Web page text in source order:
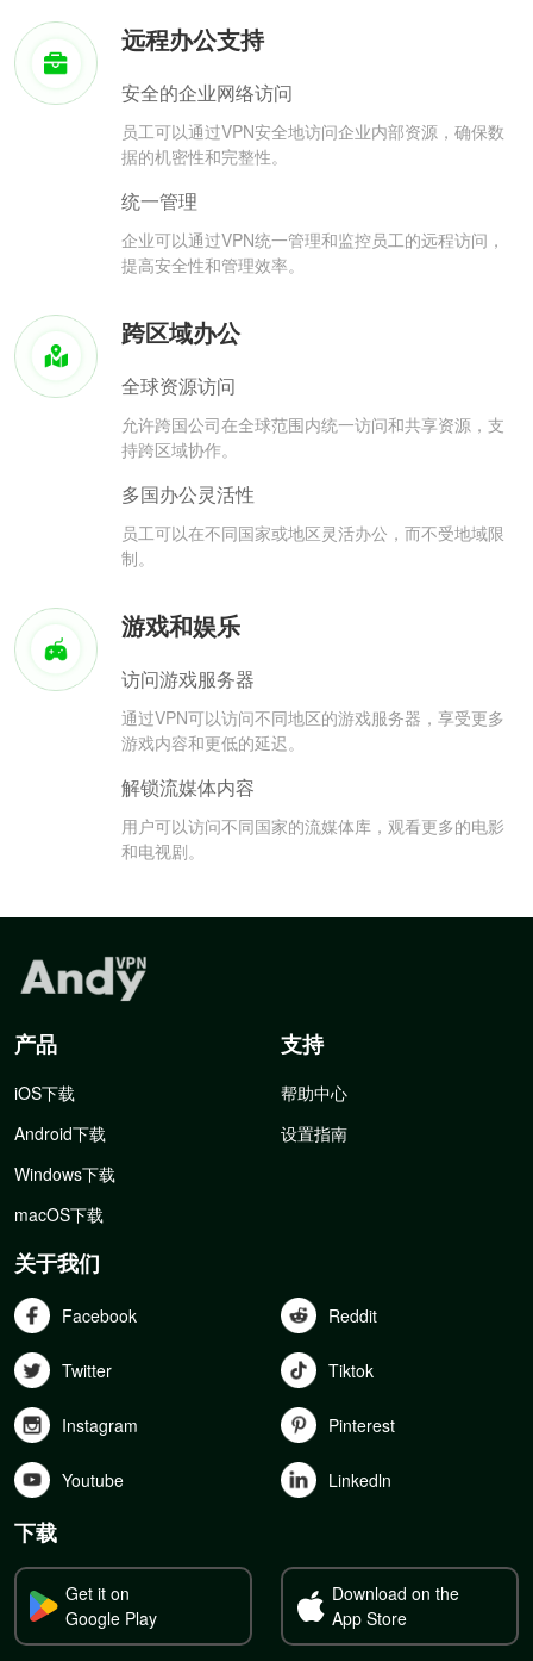
远程办公支持
安全的企业网络访问
员工可以通过VPN安全地访问企业内部资源，确保数
据的机密性和完整性。
统一管理
企业可以通过VPN统一管理和监控员工的远程访问，
提高安全性和管理效率。
跨区域办公
全球资源访问
允许跨国公司在全球范围内统一访问和共享资源，支
持跨区域协作。
多国办公灵活性
员工可以在不同国家或地区灵活办公，而不受地域限
制。
游戏和娱乐
访问游戏服务器
通过VPN可以访问不同地区的游戏服务器，享受更多
游戏内容和更低的延迟。
解锁流媒体内容
用户可以访问不同国家的流媒体库，观看更多的电影
和电视剧。
产品
iOS下载
Android下载
Windows下载
macOS下载
支持
帮助中心
设置指南
关于我们
Facebook Reddit
Twitter Tiktok
Instagram Pinterest
Youtube Linkedln
下载
Get it on
Google Play
Download on the
App Store